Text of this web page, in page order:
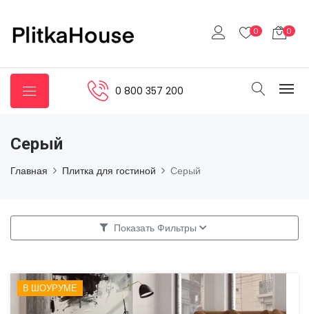
0 0
0 800 357 200
Серый
Главная Плитка для гостиной Серый
Показать Фильтры
В ШОУРУМЕ